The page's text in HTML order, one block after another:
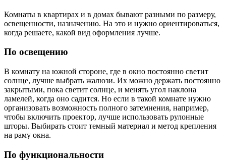
Комнаты в квартирах и в домах бывают разными по размеру,
освещенности, назначению. На это и нужно ориентироваться,
когда решаете, какой вид оформления лучше.
По освещению
В комнату на южной стороне, где в окно постоянно светит
солнце, лучше выбрать жалюзи. Их можно держать постоянно
закрытыми, пока светит солнце, и менять угол наклона
ламелей, когда оно садится. Но если в такой комнате нужно
организовать возможность полного затемнения, например,
чтобы включить проектор, лучше использовать рулонные
шторы. Выбирать стоит темный материал и метод крепления
на раму окна.
По функциональности